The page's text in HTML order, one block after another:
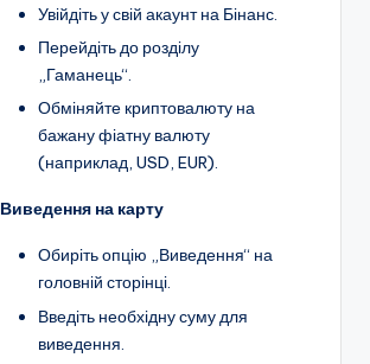
Увійдіть у свій акаунт на Бінанс.
Перейдіть до розділу
„Гаманець“.
Обміняйте криптовалюту на
бажану фіатну валюту
(наприклад, USD, EUR).
Виведення на карту
Обиріть опцію „Виведення“ на
головній сторінці.
Введіть необхідну суму для
виведення.